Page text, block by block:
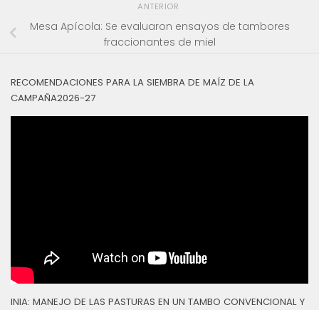
ANTERIOR
Mesa Apícola: Se evaluaron ensayos de tambores
fraccionantes de miel
RECOMENDACIONES PARA LA SIEMBRA DE MAÍZ DE LA
CAMPAÑA2026-27
INIA: MANEJO DE LAS PASTURAS EN UN TAMBO CONVENCIONAL Y